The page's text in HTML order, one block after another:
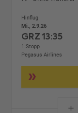
Hinflug
Mi., 2.9.26
GRZ13:35
1 Stopp
Pegasus Airlines